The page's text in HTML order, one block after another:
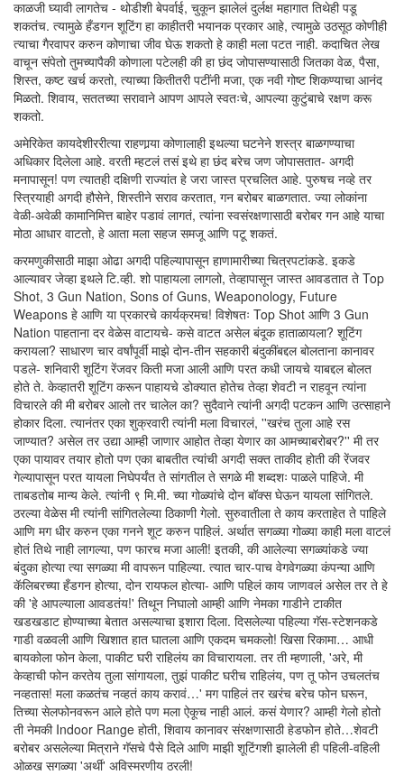
काळजी घ्यावी लागतेच - थोडीशी बेपर्वाई, चुकून झालेलं दुर्लक्ष महागात तिथेही पडू
शकतंच. त्यामुळे हँडगन शूटिंग हा काहीतरी भयानक प्रकार आहे, त्यामुळे उठसूठ कोणीही
त्याचा गैरवापर करुन कोणाचा जीव घेऊ शकतो हे काही मला पटत नाही. कदाचित लेख
वाचून संपेतो तुमच्यापैकी कोणाला पटेलही की हा छंद जोपासण्यासाठी जितका वेळ, पैसा,
शिस्त, कष्ट खर्च करतो, त्याच्या कितीतरी पटींनी मजा, एक नवी गोष्ट शिकण्याचा आनंद
मिळतो. शिवाय, सततच्या सरावाने आपण आपले स्वतःचे, आपल्या कुटुंबाचे रक्षण करू
शकतो.
अमेरिकेत कायदेशीररीत्या राहणार्‍या कोणालाही इथल्या घटनेने शस्त्र बाळगण्याचा
अधिकार दिलेला आहे. वरती म्हटलं तसं इथे हा छंद बरेच जण जोपासतात- अगदी
मनापासून! पण त्यातही दक्षिणी राज्यांत हे जरा जास्त प्रचलित आहे. पुरुषच नव्हे तर
स्त्रियाही अगदी हौसेने, शिस्तीने सराव करतात, गन बरोबर बाळगतात. ज्या लोकांना
वेळी-अवेळी कामानिमित्त बाहेर पडावं लागतं, त्यांना स्वसंरक्षणासाठी बरोबर गन आहे याचा
मोठा आधार वाटतो, हे आता मला सहज समजू आणि पटू शकतं.
करमणुकीसाठी माझा ओढा अगदी पहिल्यापासून हाणामारीच्या चित्रपटांकडे. इकडे
आल्यावर जेव्हा इथले टि.व्ही. शो पाहायला लागलो, तेव्हापासून जास्त आवडतात ते Top
Shot, 3 Gun Nation, Sons of Guns, Weaponology, Future
Weapons हे आणि या प्रकारचे कार्यक्रमच! विशेषतः Top Shot आणि 3 Gun
Nation पाहताना दर वेळेस वाटायचे- कसे वाटत असेल बंदूक हाताळायला? शूटिंग
करायला? साधारण चार वर्षांपूर्वी माझे दोन-तीन सहकारी बंदुकींबद्दल बोलताना कानावर
पडले- शनिवारी शूटिंग रेंजवर किती मजा आली आणि परत कधी जायचे याबद्दल बोलत
होते ते. केव्हातरी शूटिंग करून पाहायचे डोक्यात होतेच तेव्हा शेवटी न राहवून त्यांना
विचारले की मी बरोबर आलो तर चालेल का? सुदैवाने त्यांनी अगदी पटकन आणि उत्साहाने
होकार दिला. त्यानंतर एका शुक्रवारी त्यांनी मला विचारलं, ''खरंच तुला आहे रस
जाण्यात? असेल तर उद्या आम्ही जाणार आहोत तेव्हा येणार का आमच्याबरोबर?'' मी तर
एका पायावर तयार होतो पण एका बाबतीत त्यांची अगदी सक्त ताकीद होती की रेंजवर
गेल्यापासून परत यायला निघेपर्यंत ते सांगतील ते सगळे मी शब्दशः पाळले पाहिजे. मी
ताबडतोब मान्य केले. त्यांनी ९ मि.मी. च्या गोळ्यांचे दोन बॉक्स घेऊन यायला सांगितले.
ठरल्या वेळेस मी त्यांनी सांगितलेल्या ठिकाणी गेलो. सुरुवातीला ते काय करताहेत ते पाहिले
आणि मग धीर करुन एका गनने शूट करुन पाहिलं. अर्थात सगळ्या गोळ्या काही मला वाटलं
होतं तिथे नाही लागल्या, पण फारच मजा आली! इतकी, की आलेल्या सगळ्यांकडे ज्या
बंदुका होत्या त्या सगळ्या मी वापरून पाहिल्या. त्यात चार-पाच वेगवेगळ्या कंपन्या आणि
कॅलिबरच्या हँडगन होत्या, दोन रायफल होत्या- आणि पहिलं काय जाणवलं असेल तर ते हे
की 'हे आपल्याला आवडतंय!' तिथून निघालो आम्ही आणि नेमका गाडीने टाकीत
खडखडाट होण्याच्या बेतात असल्याचा इशारा दिला. दिसलेल्या पहिल्या गॅस-स्टेशनकडे
गाडी वळवली आणि खिशात हात घातला आणि एकदम चमकलो! खिसा रिकामा… आधी
बायकोला फोन केला, पाकीट घरी राहिलंय का विचारायला. तर ती म्हणाली, 'अरे, मी
केव्हाची फोन करतेय तुला सांगायला, तुझं पाकीट घरीच राहिलंय, पण तू फोन उचलतंच
नव्हतास! मला कळतंच नव्हतं काय करावं…' मग पाहिलं तर खरंच बरेच फोन घरून,
तिच्या सेलफोनवरून आले होते पण मला ऐकूच नाही आलं. कसं येणार? आम्ही गेलो होतो
ती नेमकी Indoor Range होती, शिवाय कानावर संरक्षणासाठी हेडफोन होते…शेवटी
बरोबर असलेल्या मित्राने गॅसचे पैसे दिले आणि माझी शूटिंगशी झालेली ही पहिली-वहिली
ओळख सगळ्या 'अर्थी' अविस्मरणीय ठरली!